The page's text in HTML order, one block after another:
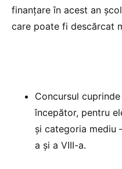
finanțare în acest an
care poate fi descărcat
Concursul
începător, pentru
și categoria mediu
a și a VIII-a.